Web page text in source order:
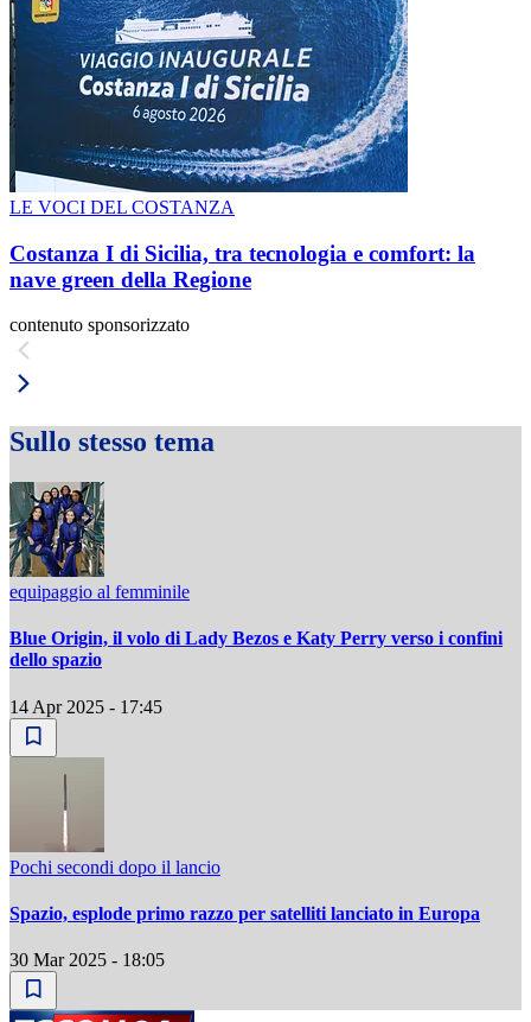
LE VOCI DEL COSTANZA
Costanza I di Sicilia, tra tecnologia e comfort: la
nave green della Regione
contenuto sponsorizzato
Sullo stesso tema
equipaggio al femminile
Blue Origin, il volo di Lady Bezos e Katy Perry verso i confini
dello spazio
14 Apr 2025 - 17:45
Pochi secondi dopo il lancio
Spazio, esplode primo razzo per satelliti lanciato in Europa
30 Mar 2025 - 18:05